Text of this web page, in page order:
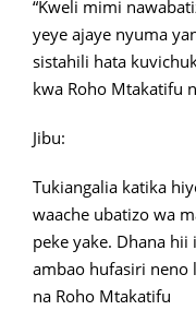
“Kweli mimi
yeye ajaye nyuma
sistahili hata
kwa Roho Mtakatifu
Jibu:
Tukiangalia katika
waache ubatizo wa
peke yake. Dhana
ambao hufasiri neno
na Roho Mtakatifu